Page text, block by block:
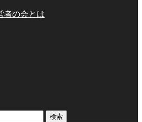
者の会とは